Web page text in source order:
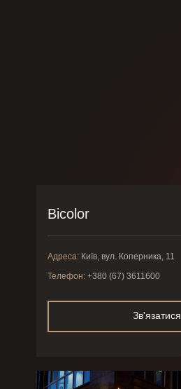
Bicolor
Адреса:Київ, вул. Коперника, 11
Телефон:+380 (67) 3611600
Зв'язатися